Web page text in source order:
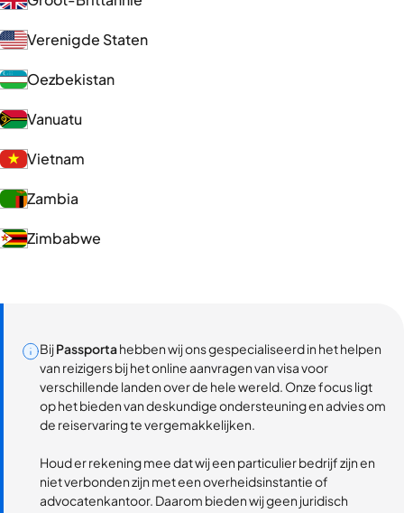
Verenigde Staten
Oezbekistan
Vanuatu
Vietnam
Zambia
Zimbabwe
BijPassportahebben wij ons gespecialiseerd in het helpen
van reizigers bij het online aanvragen van visa voor
verschillende landen over de hele wereld. Onze focus ligt
op het bieden van deskundige ondersteuning en advies om
de reiservaring te vergemakkelijken.
Houd er rekening mee dat wij een particulier bedrijf zijn en
niet verbonden zijn met een overheidsinstantie of
advocatenkantoor. Daarom bieden wij geen juridisch